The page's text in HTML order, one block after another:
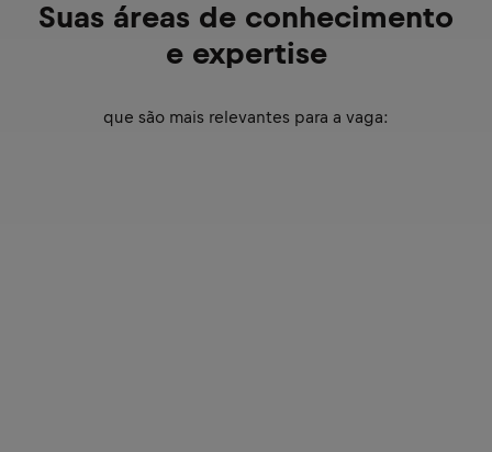
Suas áreas de conhecimento
e expertise
que são mais relevantes para a vaga: